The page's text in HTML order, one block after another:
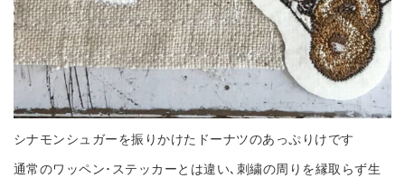
シナモンシュガーを振りかけたドーナツのあっぷりけです
通常のワッペン･ステッカーとは違い､刺繍の周りを縁取らず生